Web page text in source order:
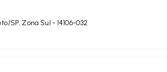
SP, Zona Sul - 14106-032